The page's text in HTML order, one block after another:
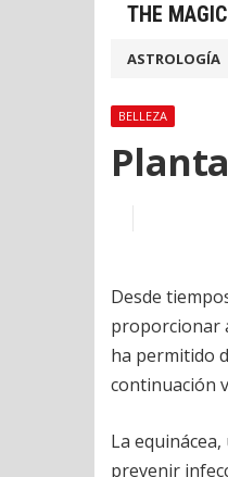
THE
ASTROLOGÍA
BELLEZA
Desde
proporcionar
ha permitido
continuación
La
prevenir